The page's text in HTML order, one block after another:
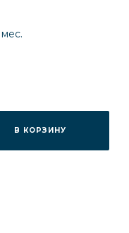
В КОРЗИНУ